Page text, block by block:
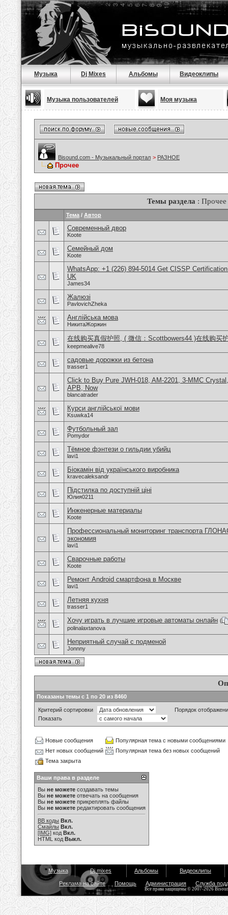
Музыка Dj Mixes Альбомы Видеоклипы
Музыка пользователей Моя музыка
Bisound.com - Музыкальный портал > РАЗНОЕ
Прочее
Темы раздела : Прочее
Тема / Автор
Современный двор
Koote
Семейный дом
Koote
WhatsApp: +1 (226) 894-5014​ Get CISSP
UK
James34
Жалюзі
PavlovichZheka
Англійська мова
НикитаЖоржин
在线购买真假护照, ( 微信：Scottbowers44 )在线购买
keepmealive78
садовые дорожки из бетона
trasser1
Click to Buy Pure JWH-018, AM-2201, 3-MMC
APB, Now
blancatrader
Курси англійської мови
Ksuwka14
Футбольный зал
Pomydor
Тёмное фэнтези о гильдии убийц
lavi1
Біокамін від українського виробника
kravecaleksandr
Підстилка по доступній ціні
Юлия0211
Инженерные материалы
Koote
Профессиональный мониторинг транспорта
экономия
lavi1
Сварочные работы
Koote
Ремонт Android смартфона в Москве
lavi1
Летняя кухня
trasser1
Хочу играть в лучшие игровые автоматы онлайн (
polinalaxtanova
Неприятный случай с подменой
Jonnny
Показаны темы с 1 по 20 из 8460
Критерий сортировки
Порядок
Показать
Новые сообщения
Популярная тема с новыми сообщениями
Нет новых сообщений
Популярная тема без новых сообщений
Тема закрыта
Ваши права в разделе
Вы не можете создавать темы
Вы не можете отвечать на сообщения
Вы не можете прикреплять файлы
Вы не можете редактировать сообщения
BB коды Вкл.
Смайлы Вкл.
[IMG] код Вкл.
HTML код Выкл.
Музыка Dj mixes Альбомы Видеоклипы
Реклама на сайте Помощь Администрация Служба
Все права защищены © 2007-2026